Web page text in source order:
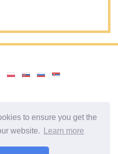
to ensure you get the
website.
Learn more
з усього світу. Статті
ситуаціях.
життя сучасного